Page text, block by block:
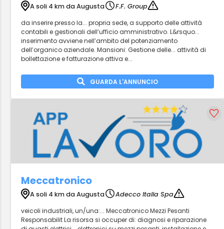
A soli 4 km da Augusta
F.F. Group
da inserire presso la... propria sede, a supporto delle attività
contabili e gestionali dell’ufficio amministrativo. L&rsquo...
inserimento avviene nell’ambito del potenziamento
dell’organico aziendale. Mansioni: Gestione delle... attività di
bollettazione e fatturazione attiva e...
GUARDA L'ANNUNCIO
Meccatronico
A soli 4 km da Augusta
Adecco Italia Spa
veicoli industriali, un/una:... Meccatronico Mezzi Pesanti
Responsabilit La risorsa si occuper di: diagnosi e riparazione